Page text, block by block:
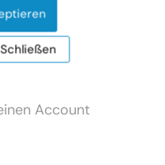
anlegen
Account